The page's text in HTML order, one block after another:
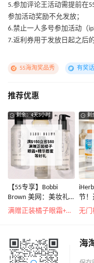
5.参加评论王活动需提前在
参加活动奖励不允发放；
6.禁止一人多号参加活动（
7.返利券用于发放日起之后
55海淘奖品秀 有奖
推荐优惠
剩余：4天3小时
【55专享】Bobbi
Brown 美网：美妆礼
遇！满$150立省$50
满赠正装橘子眼霜+精华唇蜜等好礼
剩
节！
健身
无门
海